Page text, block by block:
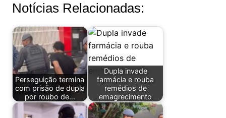
Notícias Relacionadas:
Perseguição termina
com prisão de dupla
por roubo de…
Dupla invade
farmácia e rouba
remédios de
emagrecimento